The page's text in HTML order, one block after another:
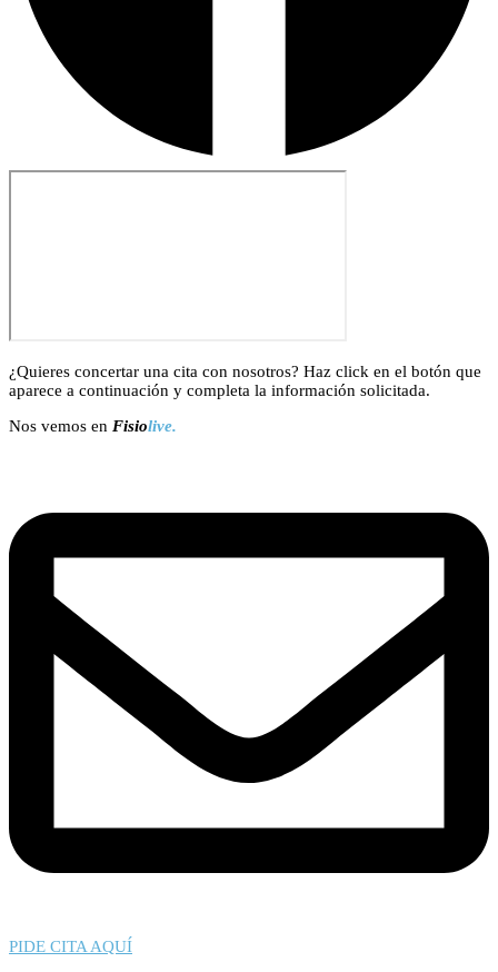
¿Quieres concertar una cita con nosotros? Haz click en el botón que
aparece a continuación y completa la información solicitada.
Nos vemos en Fisiolive.
PIDE CITA AQUÍ